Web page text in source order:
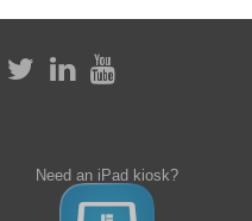
Need an iPad kiosk?